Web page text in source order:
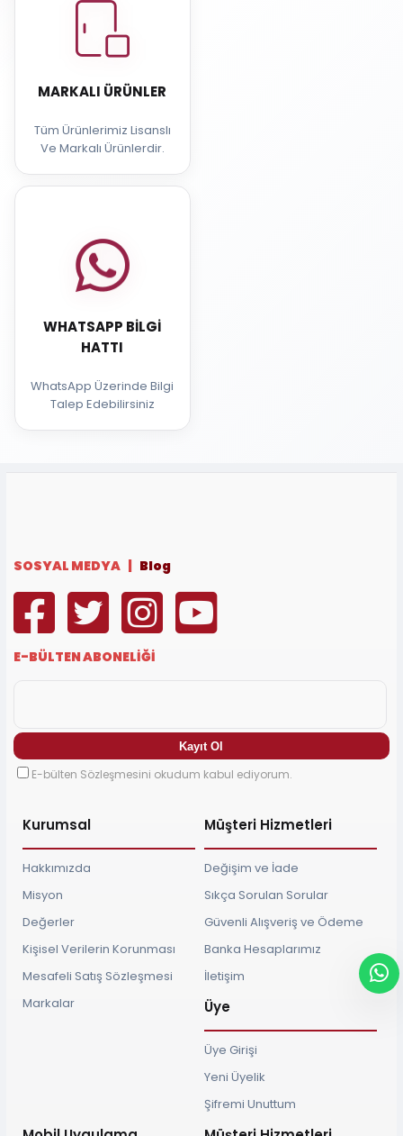
MARKALI ÜRÜNLER
Tüm Ürünlerimiz Lisanslı
Ve Markalı Ürünlerdir.
WHATSAPP BILGI
HATTI
WhatsApp Üzerinde Bilgi
Talep Edebilirsiniz
SOSYAL MEDYA | Blog
E-BÜLTEN ABONELİĞİ
E-bülten Sözleşmesini okudum kabul ediyorum.
Kurumsal
Hakkımızda
Misyon
Değerler
Kişisel Verilerin Korunması
Mesafeli Satış Sözleşmesi
Markalar
Müşteri Hizmetleri
Değişim ve İade
Sıkça Sorulan Sorular
Güvenli Alışveriş ve Ödeme
Banka Hesaplarımız
İletişim
Üye
Üye Girişi
Yeni Üyelik
Şifremi Unuttum